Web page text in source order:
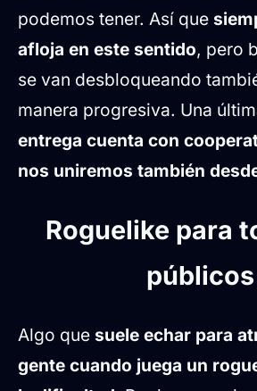
podemos tener. Así que
afloja en este sentido, pero
se van desbloqueando
manera progresiva. Una
entrega cuenta con
nos uniremos también
Roguelike para
públicos
Algo que suele echar para
gente cuando juega un